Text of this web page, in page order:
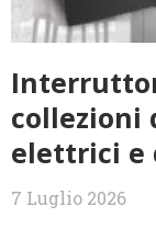
collezioni
elettrici e
7 Luglio 2026